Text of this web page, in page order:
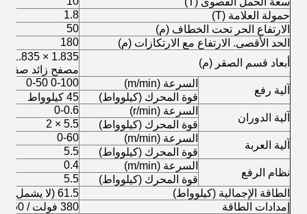
حمولة العلامة (T)
1.8
الارتفاع الحر تحت الخطاف (م)
50
الحد الأقصى. الارتفاع مع الارتكازات (م)
180
أبعاد قسم الصقر (م)
مصفح زائد
آلية رفع
السرعة (m/min)
0-100 0-50
قوة المحرك (كيلوواط)
45 كيلوواط
آلية الدوران
السرعة (r/min)
0-0.6
قوة المحرك (كيلوواط)
5.5 × 2
آلية العربة
السرعة (m/min)
0-60
قوة المحرك (كيلوواط)
5.5
نظام الرفع
السرعة (m/min)
0.4
قوة المحرك (كيلوواط)
5.5
الطاقة الإجمالية (كيلوواط)
61.5 (لا يشمل نظام الرفع)
إمدادات الطاقة
380 فولت / 50 هرتز